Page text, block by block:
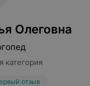
Олеговна
отзыв